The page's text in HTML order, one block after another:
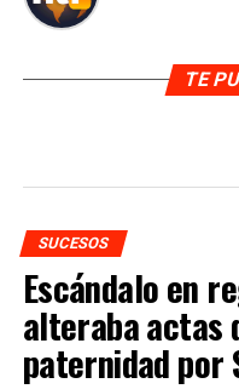
TE
SUCESOS
Escándalo en
alteraba actas
paternidad por